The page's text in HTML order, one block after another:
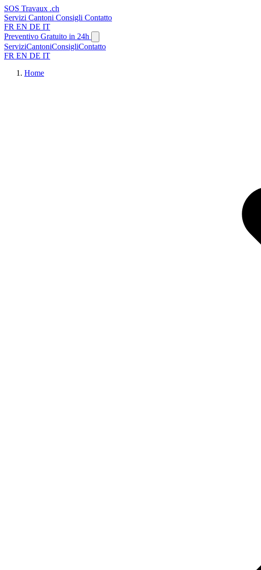
SOS Travaux .ch
Servizi Cantoni Consigli Contatto
FR EN DE IT
Preventivo Gratuito in 24h
ServiziCantoniConsigliContatto
FR EN DE IT
Home